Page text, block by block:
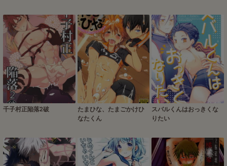
千子村正陥落2破
たまひな、たまごかけひ
なたくん
スバルくんはおっきくな
りたい